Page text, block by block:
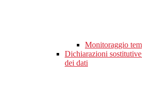
Monitoraggio
Dichiarazioni
dei dati